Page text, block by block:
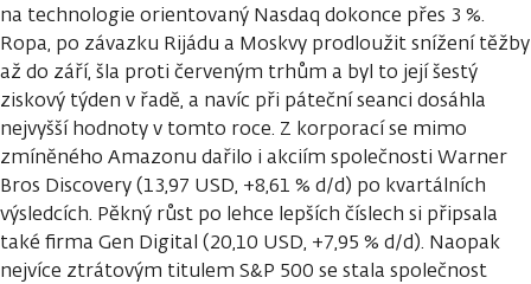
na technologie orientovaný Nasdaq dokonce přes 3 %.
Ropa, po závazku Rijádu a Moskvy prodloužit snížení těžby
až do září, šla proti červeným trhům a byl to její šestý
ziskový týden v řadě, a navíc při páteční seanci dosáhla
nejvyšší hodnoty v tomto roce. Z korporací se mimo
zmíněného Amazonu dařilo i akciím společnosti Warner
Bros Discovery (13,97 USD, +8,61 % d/d) po kvartálních
výsledcích. Pěkný růst po lehce lepších číslech si připsala
také firma Gen Digital (20,10 USD, +7,95 % d/d). Naopak
nejvíce ztrátovým titulem S&P 500 se stala společnost